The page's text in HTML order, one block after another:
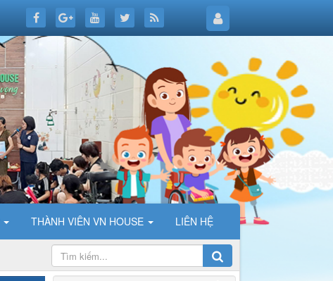
THÀNH VIÊN VN HOUSE LIÊN HỆ